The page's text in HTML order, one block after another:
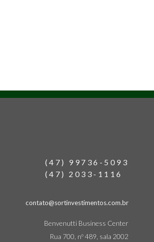
(47) 99736-5093
(47) 2033-1116
contato@sortinvestimentos.com.br
Benvenutti Business Center
Rua 700, nº 489, sala 2002